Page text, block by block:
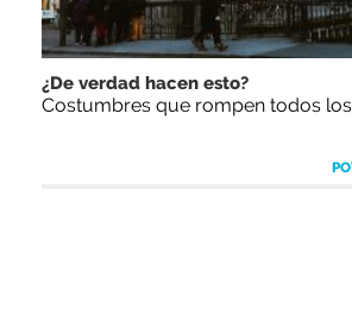
¿De verdad hacen esto?
Costumbres que rompen todos